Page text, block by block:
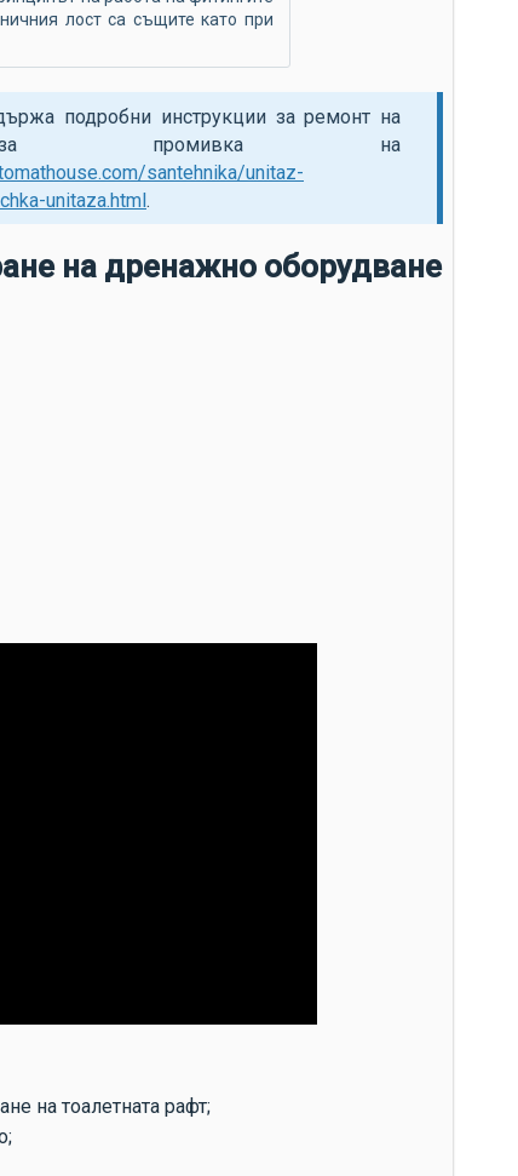
лост са същите като при
подробни инструкции за ремонт на
за промивка на
santehnika/unitaz-
unitaza.html.
на дренажно оборудване
на тоалетната рафт;